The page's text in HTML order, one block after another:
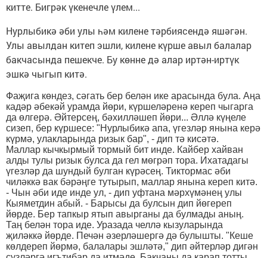
китте. Бигрәк үкенечле үлем...
Нурлыбикә әби улы һәм килене тәрбиясендә яшәгән.
Улы авылдан китеп эшли, килене күрше авыл балалар
бакчасында пешекче. Бу көнне дә алар иртән-иртүк
эшкә чыгып китә.
Фаҗига көндез, сәгать бер белән ике арасында була. Аңа
кадәр әбекәй урамда йөри, күршеләренә кереп чыгарга
да өлгерә. Әйтерсең, бәхилләшеп йөри... Әллә күңеле
сизеп, бер күршесе: "Нурлыбикә апа, үгезләр янына керә
күрмә, улакларында ризык бар", - дип тә кисәтә.
Маллар кычкырмый тормый бит инде. Кайбер хайван
алды тулы ризык булса да гел мөгрәп тора. Ихатадагы
үгезләр да шундый булган күрәсең. Тиктормас әби
чиләккә вак бәрәңге тутырып, маллар янына кереп китә.
- Чын әби иде инде ул, - дип уфтана мәрхүмәнең улы
Кыяметдин абый. - Барысы да булсын дип йөгереп
йөрде. Бер тапкыр ятып авырганы да булмады аның.
Таң белән тора иде. Уразада челлә кызуларында
җиләккә йөрде. Печән әзерләшергә дә булышты. "Кеше
көлдереп йөрмә, балалары эшләтә," дип әйтерләр дигән